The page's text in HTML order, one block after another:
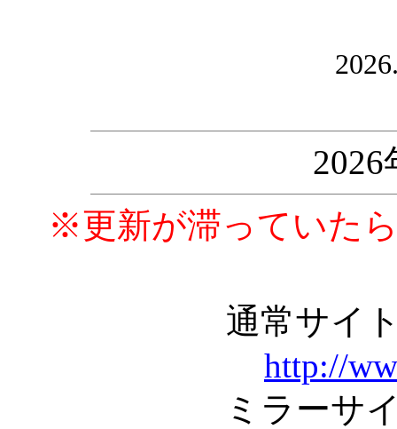
2026
※更新が滞っていた
通常サイ
http://
ミラーサ